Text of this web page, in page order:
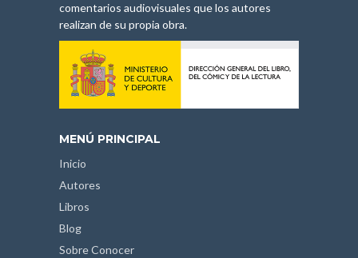
comentarios audiovisuales que los autores
realizan de su propia obra.
MENÚ PRINCIPAL
Inicio
Autores
Libros
Blog
Sobre Conocer